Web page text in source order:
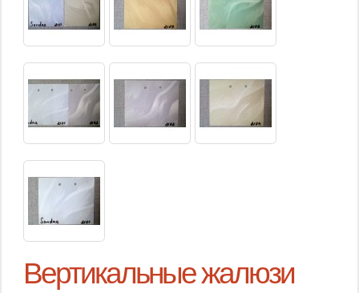
Вертикальные жалюзи